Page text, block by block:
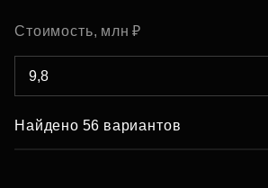
Стоимость, млн ₽
Найдено 56 вариантов